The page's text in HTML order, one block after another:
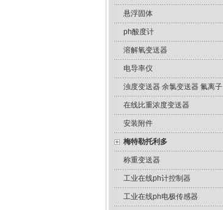
悬浮固体
ph酸度计
溶解氧变送器
电导率仪
浊度变送器 余氯变送器 氟离子
在线比重浓度变送器
安装附件
梅特勒托利多
称重变送器
工业在线ph计控制器
工业在线ph电极传感器